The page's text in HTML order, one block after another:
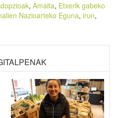
, Amaita, Etxerik gabeko
Nazioarteko Eguna, irun,